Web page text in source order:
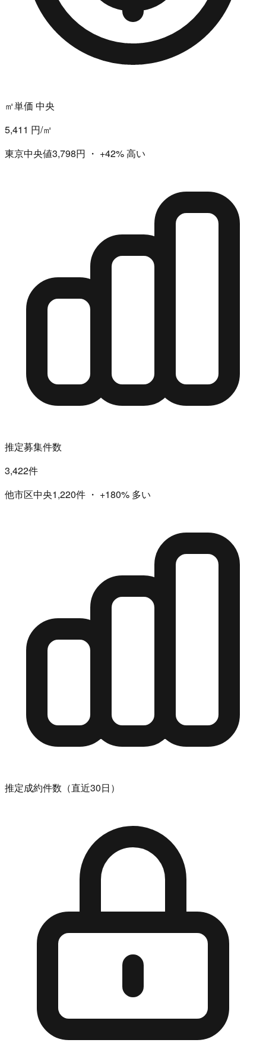
㎡単価 中央
5,411 円/㎡
東京中央値3,798円 ・ +42%高い
推定募集件数
3,422件
他市区中央1,220件 ・ +180% 多い
推定成約件数（直近30日）